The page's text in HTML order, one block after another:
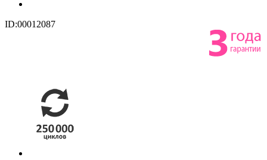
ID:00012087